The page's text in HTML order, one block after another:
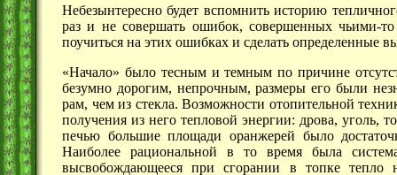
Небезынтересно будет вспомнить историю
раз и не совершать ошибок, совершенных чьими-
поучиться на этих ошибках и сделать определенные
«Начало» было тесным и темным по причине
безумно дорогим, непрочным, размеры его были
рам, чем из стекла. Возможности отопительной
получения из него тепловой энергии: дрова, уголь,
печью большие площади оранжерей было
Наиболее рациональной в то время была
высвобождающееся при сгорании в топке